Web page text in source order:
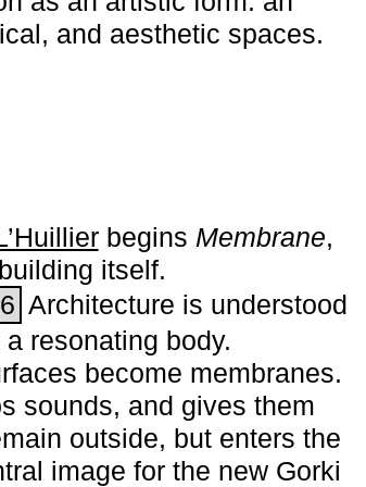
and aesthetic spaces.
begins ­ Membrane,
itself.
Architecture is understood
resonating body.
become membranes.
sounds, and gives them
outside, but enters the
image for the new Gorki